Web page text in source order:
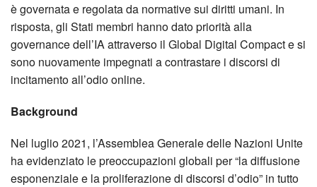
è governata e regolata da normative sui diritti umani. In
risposta, gli Stati membri hanno dato priorità alla
governance dell’IA attraverso il Global Digital Compact e si
sono nuovamente impegnati a contrastare i discorsi di
incitamento all’odio online.
Background
Nel luglio 2021, l’Assemblea Generale delle Nazioni Unite
ha evidenziato le preoccupazioni globali per “la diffusione
esponenziale e la proliferazione di discorsi d’odio” in tutto